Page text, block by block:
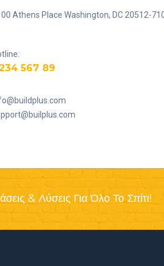
Athens Place Washington, DC 20512-
567 89
& Λύσεις Για Όλο Το Σπίτι!